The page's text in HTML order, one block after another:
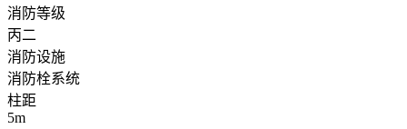
消防等级
丙二
消防设施
消防栓系统
柱距
5m